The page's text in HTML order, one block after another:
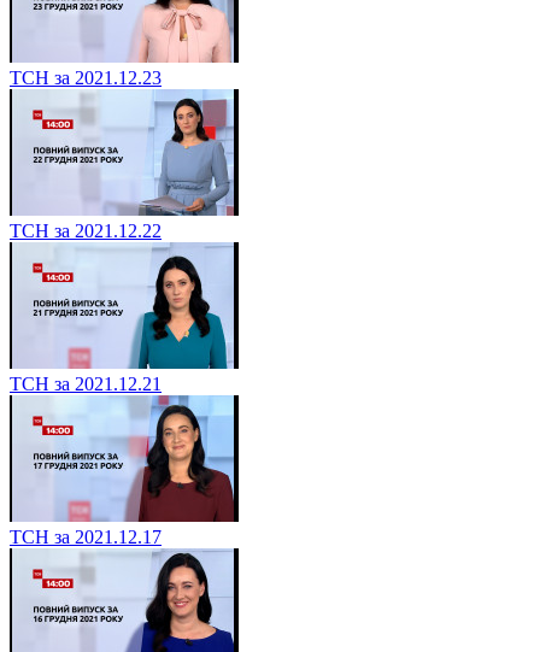
ТСН за 2021.12.23
ТСН за 2021.12.22
ТСН за 2021.12.21
ТСН за 2021.12.17